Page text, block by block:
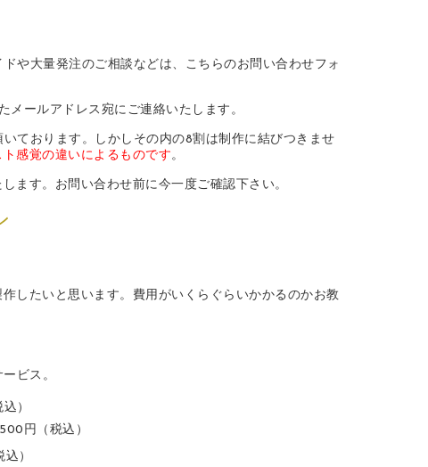
や大量発注のご相談などは、こちらのお問い合わせフォ
ールアドレス宛にご連絡いたします。
ております。しかしその内の8割は制作に結びつきませ
感覚の違いによるものです。
ます。お問い合わせ前に今一度ご確認下さい。
したいと思います。費用がいくらぐらいかかるのかお教
ビス。
）
円（税込）
）